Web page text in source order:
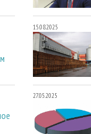
15.08.2025
27.05.2025